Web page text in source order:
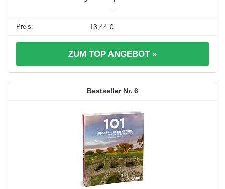
...
13,44 €
ZUM TOP ANGEBOT »
6